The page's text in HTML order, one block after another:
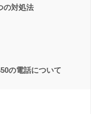
の対処法
の電話について